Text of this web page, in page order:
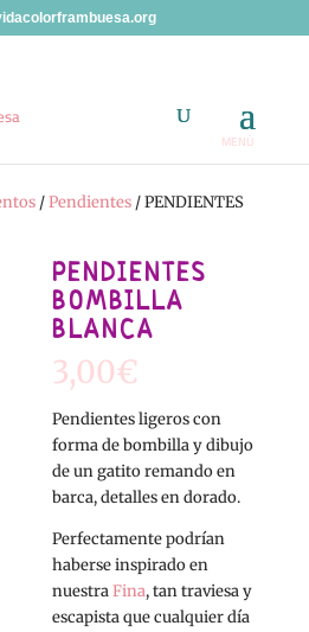
/Pendientes/ PENDIENTES
PENDIENTES
BOMBILLA
BLANCA
3,00€
Pendientes ligeros con
forma de bombilla y dibujo
de un gatito remando en
barca, detalles en dorado.
Perfectamente podrían
haberse inspirado en
nuestraFina, tan traviesa y
escapista que cualquier día